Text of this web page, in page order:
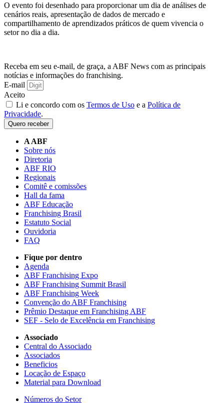
O evento foi desenhado para proporcionar um dia de análises de
cenários reais, apresentação de dados de mercado e
compartilhamento de aprendizados práticos de quem vivencia o
setor no dia a dia.
Receba em seu e-mail, de graça, a ABF News com as principais
notícias e informações do franchising.
E-mail
Aceito
Li e concordo com os Termos de Uso e a Política de
Privacidade.
Quero receber
A ABF
Sobre nós
Diretoria
ABF RIO
Regionais
Comitê e comissões
Hall da fama
ABF Educação
Franchising Brasil
Estatuto Social
Ouvidoria
FAQ
Fique por dentro
Agenda
ABF Franchising Expo
ABF Franchising Summit Brasil
ABF Franchising Week
Convenção do ABF Franchising
Prêmio Destaque em Franchising ABF
SEF - Selo de Excelência em Franchising
Associado
Central do Associado
Associados
Beneficios
Locação de Espaço
Material para Download
Números do Setor